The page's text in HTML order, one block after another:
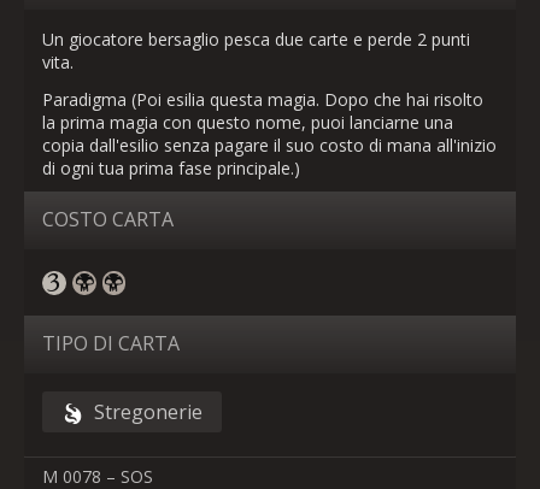
Un giocatore bersaglio pesca due carte e perde 2 punti
vita.
Paradigma (Poi esilia questa magia. Dopo che hai risolto
la prima magia con questo nome, puoi lanciarne una
copia dall'esilio senza pagare il suo costo di mana all'inizio
di ogni tua prima fase principale.)
COSTO CARTA
TIPO DI CARTA
Stregonerie
M 0078 – SOS